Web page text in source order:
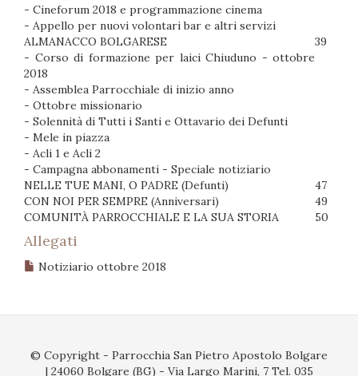
- Cineforum 2018 e programmazione cinema
- Appello per nuovi volontari bar e altri servizi
ALMANACCO BOLGARESE
39
- Corso di formazione per laici Chiuduno - ottobre
2018
- Assemblea Parrocchiale di inizio anno
- Ottobre missionario
- Solennità di Tutti i Santi e Ottavario dei Defunti
- Mele in piazza
- Acli 1 e Acli 2
- Campagna abbonamenti - Speciale notiziario
NELLE TUE MANI, O PADRE (Defunti)
47
CON NOI PER SEMPRE (Anniversari)
49
COMUNITÀ PARROCCHIALE E LA SUA STORIA
50
Allegati
Notiziario ottobre 2018
© Copyright - Parrocchia San Pietro Apostolo Bolgare
| 24060 Bolgare (BG) - Via Largo Marini, 7 Tel. 035